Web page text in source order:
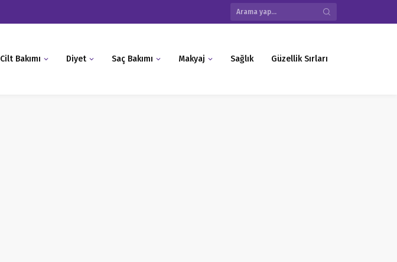
Cilt Bakımı Diyet Saç Bakımı Makyaj Sağlık Güzellik Sırları